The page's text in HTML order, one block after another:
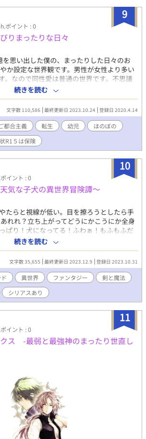
いたのは凶獣化を抑える為の道具としての
した半獣人の青年×生き残った人間の少年
✳︎更新は不定期です。 ✳︎R18ですがエロ
っぽいところには【✳︎】マーク入れます！
りだと思います…m(__)m
9
ポイント : 0
りまったりな日々
思い出した僕の、まったりした日々のお
か設定な世界観です。男性が女性より多い
。なので同性愛は普通の世界です。不思議
ります。R1５は保険です。 痛いのや暗いの
す。全体的にR１５展開がある事すらお約束
のある世界観の為、ボーイズラブ作品とさ
こちらはムーンライトノベル様にも投稿し
筆修正しております。更新速度はまったり
やめください。Repost is prohibited.
続きを読む
文字数 110,586 最終更新日 2023.10.24 登録日 2020.4.14
都合主義 転生 幼児
ほのぼの
R1５は保険
10
イント : 0
気な子犬の異世界冒険譚〜
たらと視線が低い。目を擦ろうとしたら手
れれ？立ち上がってどうにかこうにか全身
ぱり！犬になってる！ふわぁ！もふもふだ
った記憶は確かにある。社畜で限界まで働
っけ？ まああんまよく覚えてないからいい
ふに転生したんだ！しかも異世界！！ 思いっ
んびりまったり過ごすのが好きなマイペー
険譚！ R-18は保険です 最後にちょろっと出
30話程度の予定です 初めての作品なので温
！ 騎士×主人公（人化あり）
続きを読む
文字数 35,655 最終更新日 2023.12.9 登録日 2023.10.31
異世界 ファンタジー
剣と魔法
シリアスあり
11
イント : 0
ス -最弱と最強神のまったり世直し